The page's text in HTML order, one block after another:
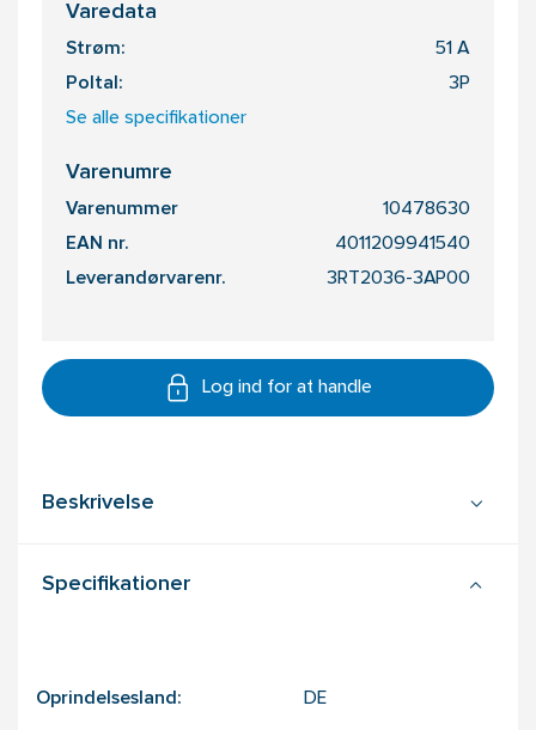
Varedata
Strøm: 51 A
Poltal: 3P
Se alle specifikationer
Varenumre
Varenummer 10478630
EAN nr. 4011209941540
Leverandørvarenr. 3RT2036-3AP00
Log ind for at handle
Beskrivelse
Specifikationer
Oprindelsesland: DE